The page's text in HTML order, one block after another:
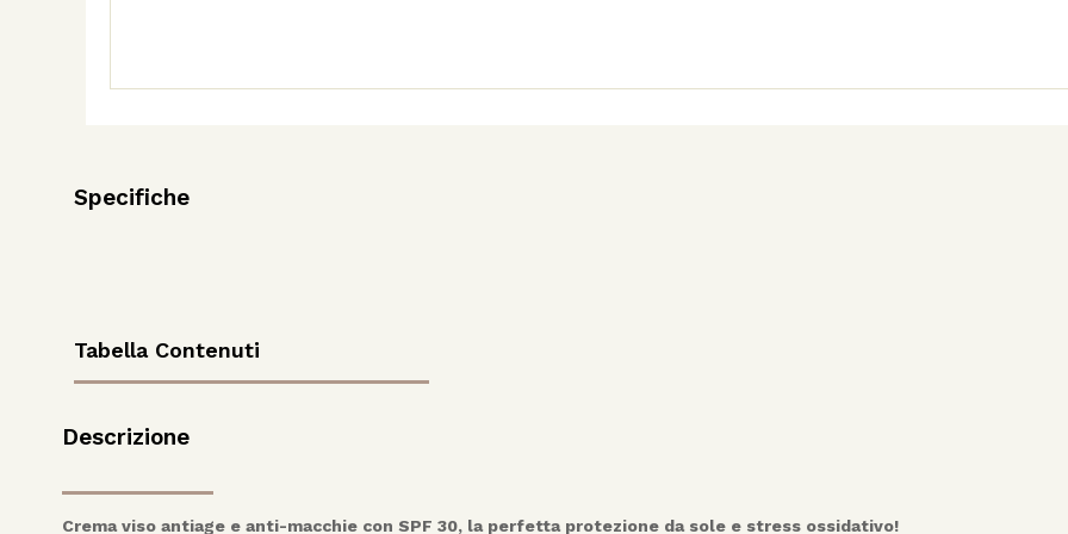
Stress
Specifiche
Tabella Contenuti
Descrizione
Crema viso antiage e anti-macchie con SPF 30, la perfetta protezione da sole e stress ossidativo!